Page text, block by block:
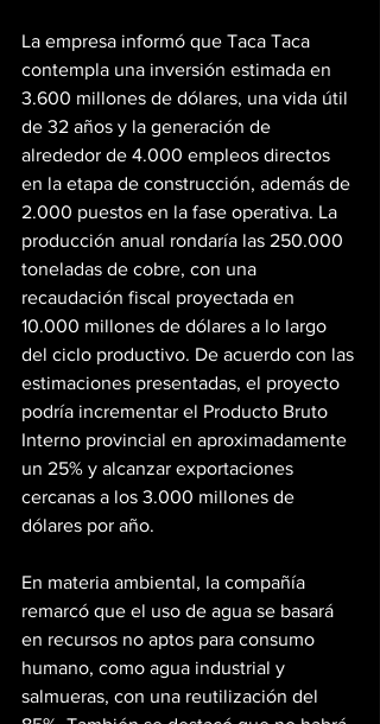
La empresa informó que Taca Taca
contempla una inversión estimada en
3.600 millones de dólares, una vida útil
de 32 años y la generación de
alrededor de 4.000 empleos directos
en la etapa de construcción, además de
2.000 puestos en la fase operativa. La
producción anual rondaría las 250.000
toneladas de cobre, con una
recaudación fiscal proyectada en
10.000 millones de dólares a lo largo
del ciclo productivo. De acuerdo con las
estimaciones presentadas, el proyecto
podría incrementar el Producto Bruto
Interno provincial en aproximadamente
un 25% y alcanzar exportaciones
cercanas a los 3.000 millones de
dólares por año.
En materia ambiental, la compañía
remarcó que el uso de agua se basará
en recursos no aptos para consumo
humano, como agua industrial y
salmueras, con una reutilización del